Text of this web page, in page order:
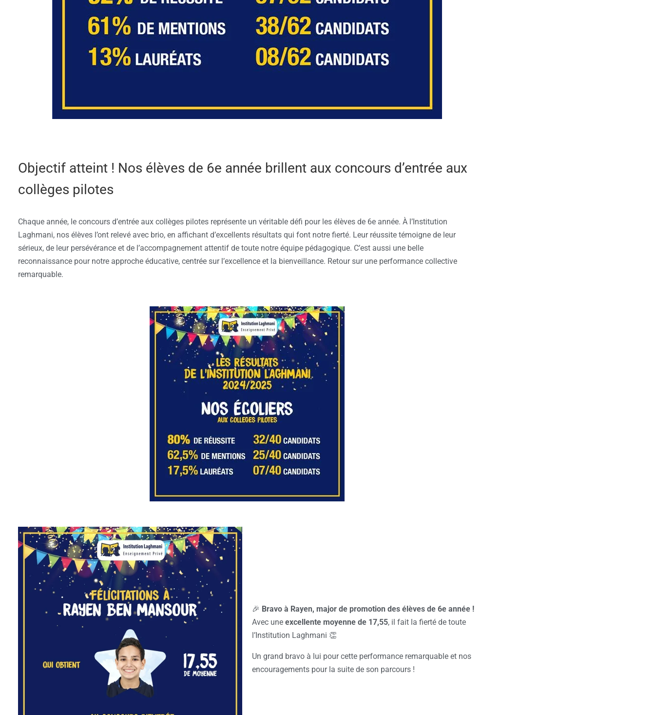
Objectif atteint ! Nos élèves de 6e année brillent aux concours d’entrée aux
collèges pilotes
Chaque année, le concours d’entrée aux collèges pilotes représente un véritable défi pour les élèves de 6e année. À l’Institution
Laghmani, nos élèves l’ont relevé avec brio, en affichant d’excellents résultats qui font notre fierté. Leur réussite témoigne de leur
sérieux, de leur persévérance et de l’accompagnement attentif de toute notre équipe pédagogique. C’est aussi une belle
reconnaissance pour notre approche éducative, centrée sur l’excellence et la bienveillance. Retour sur une performance collective
remarquable.
🎉 Bravo à Rayen, major de promotion des élèves de 6e année !
Avec une excellente moyenne de 17,55, il fait la fierté de toute
l’Institution Laghmani 👏
Un grand bravo à lui pour cette performance remarquable et nos
encouragements pour la suite de son parcours !